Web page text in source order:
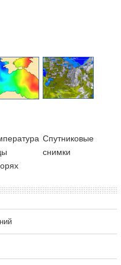
Cпутниковые
снимки